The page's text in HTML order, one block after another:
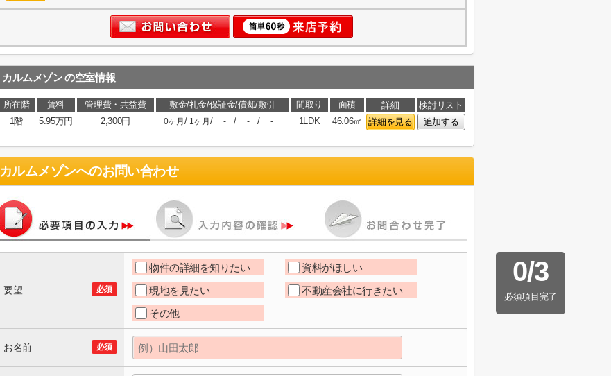
カルムメゾン の空室情報
所在階 賃料 管理費・共益費 敷金/礼金/保証金/償却/敷引 間取り 面積 詳細
検討リスト
1階
5.95万円 2,300円 0ヶ月 / 1ヶ月 / - / - / - 1LDK 46.06㎡ 詳細を見る 追加する
カルムメゾンへのお問い合わせ
0/3
必須項目完了
必須
要望
物件の詳細を知りたい
資料がほしい
現地を見たい
不動産会社に行きたい
その他
必須
お名前